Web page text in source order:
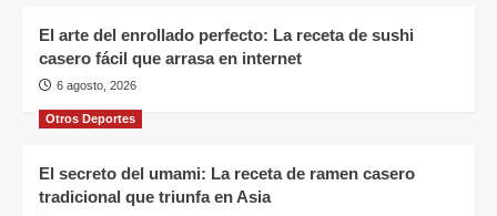
El arte del enrollado perfecto: La receta de sushi
casero fácil que arrasa en internet
6 agosto, 2026
Otros Deportes
El secreto del umami: La receta de ramen casero
tradicional que triunfa en Asia